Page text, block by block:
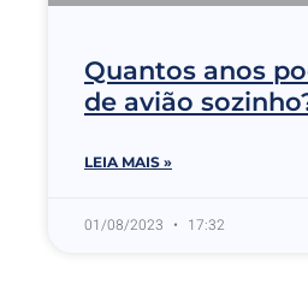
Quantos anos
de avião
LEIA MAIS »
01/08/2023 17:32